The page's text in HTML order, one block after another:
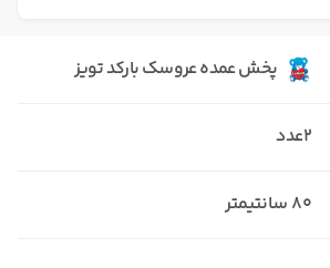
پخش عمده عروسک بارکد تویز
2عدد
۸۰ سانتیمتر